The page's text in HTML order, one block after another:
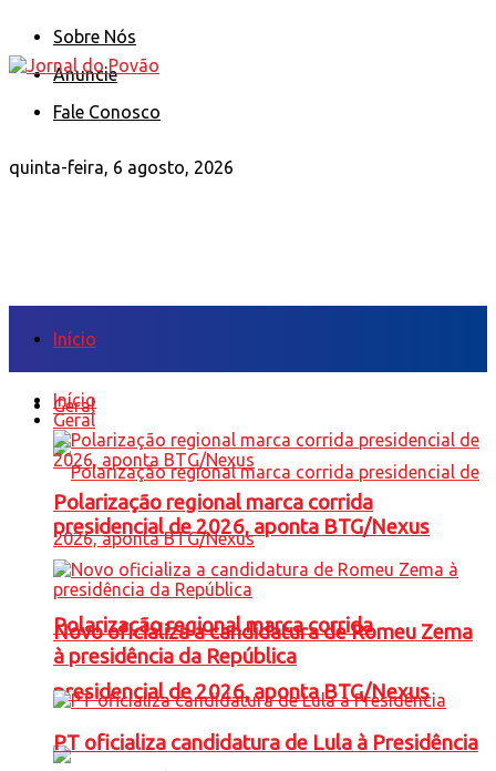
Sobre Nós
Anuncie
Fale Conosco
quinta-feira, 6 agosto, 2026
Início
Geral
Polarização regional marca corrida
presidencial de 2026, aponta BTG/Nexus
Início
Geral
Polarização regional marca corrida
presidencial de 2026, aponta BTG/Nexus
Novo oficializa a candidatura de Romeu Zema
à presidência da República
PT oficializa candidatura de Lula à Presidência